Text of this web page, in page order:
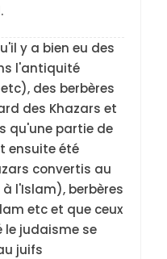
y a bien eu des
l'antiquité
des berbères
des Khazars et
qu'une partie de
ensuite été
convertis au
l'Islam), berbères
etc et que ceux
le judaisme se
juifs